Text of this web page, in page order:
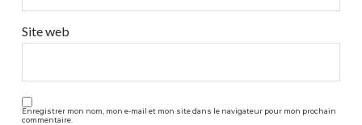
Site web
Enregistrer mon nom, mon e-mail et mon site dans le navigateur pour mon prochain
commentaire.